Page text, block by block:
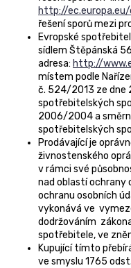
http://
řešení sporů mezi
Evropské
sídlem Štěpánská
adresa: http://
místem podle
č. 524/2013 ze dne
spotřebitelských
2006/2004 a
spotřebitelských
Prodávající je
živnostenského
v rámci své
nad oblastí ochrany
ochranu osobních
vykonává ve
dodržováním
spotřebitele, ve
Kupující tímto
ve smyslu 1765